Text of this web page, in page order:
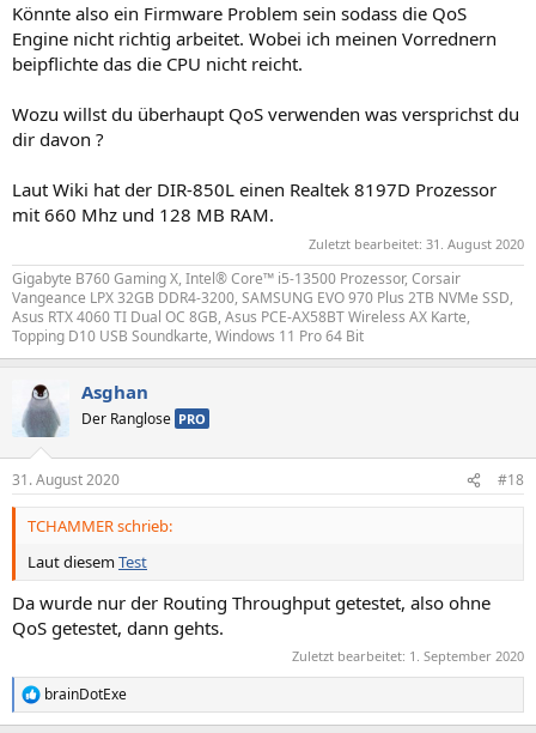
Könnte also ein Firmware Problem sein sodass die QoS
Engine nicht richtig arbeitet. Wobei ich meinen Vorrednern
beipflichte das die CPU nicht reicht.
Wozu willst du überhaupt QoS verwenden was versprichst du
dir davon ?
Laut Wiki hat der DIR-850L einen Realtek 8197D Prozessor
mit 660 Mhz und 128 MB RAM.
Zuletzt bearbeitet: 31. August 2020
Gigabyte B760 Gaming X, Intel® Core™ i5-13500 Prozessor, Corsair
Vangeance LPX 32GB DDR4-3200, SAMSUNG EVO 970 Plus 2TB NVMe SSD,
Asus RTX 4060 TI Dual OC 8GB, Asus PCE-AX58BT Wireless AX Karte,
Topping D10 USB Soundkarte, Windows 11 Pro 64 Bit
Asghan
Der Ranglose PRO
31. August 2020 #18
TCHAMMER schrieb:
Laut diesemTest
Da wurde nur der Routing Throughput getestet, also ohne
QoS getestet, dann gehts.
Zuletzt bearbeitet: 1. September 2020
R
e
brainDotExe